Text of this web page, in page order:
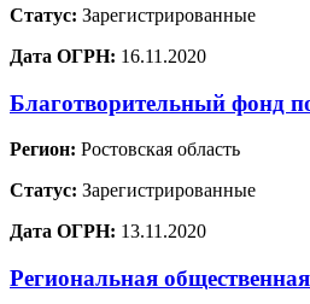
Статус: Зарегистрированные
Дата ОГРН: 16.11.2020
Благотворительный
Регион: Ростовская область
Статус: Зарегистрированные
Дата ОГРН: 13.11.2020
Региональная